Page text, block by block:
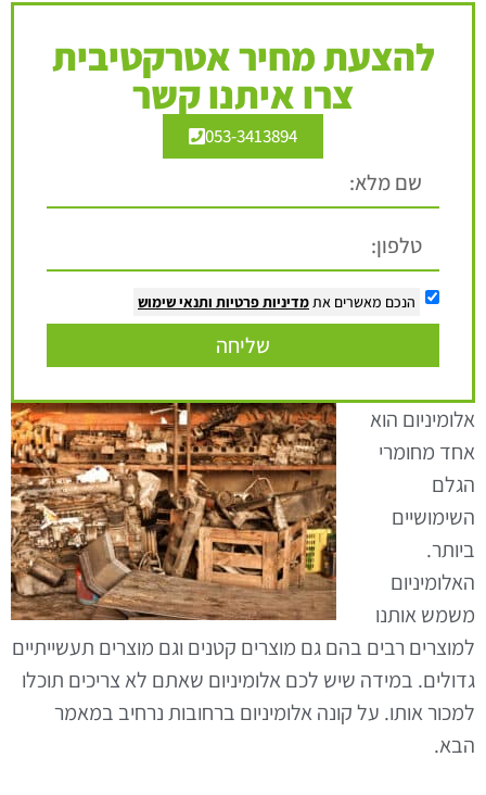
להצעת מחיר אטרקטיבית
צרו איתנו קשר
053-3413894
הנכם מאשרים את מדיניות פרטיות ותנאי שימוש
שליחה
אלומיניום הוא
אחד מחומרי
הגלם
השימושיים
ביותר.
האלומיניום
משמש אותנו
למוצרים רבים בהם גם מוצרים קטנים וגם מוצרים תעשייתיים
גדולים. במידה שיש לכם אלומיניום שאתם לא צריכים תוכלו
למכור אותו. על קונה אלומיניום ברחובות נרחיב במאמר
הבא.